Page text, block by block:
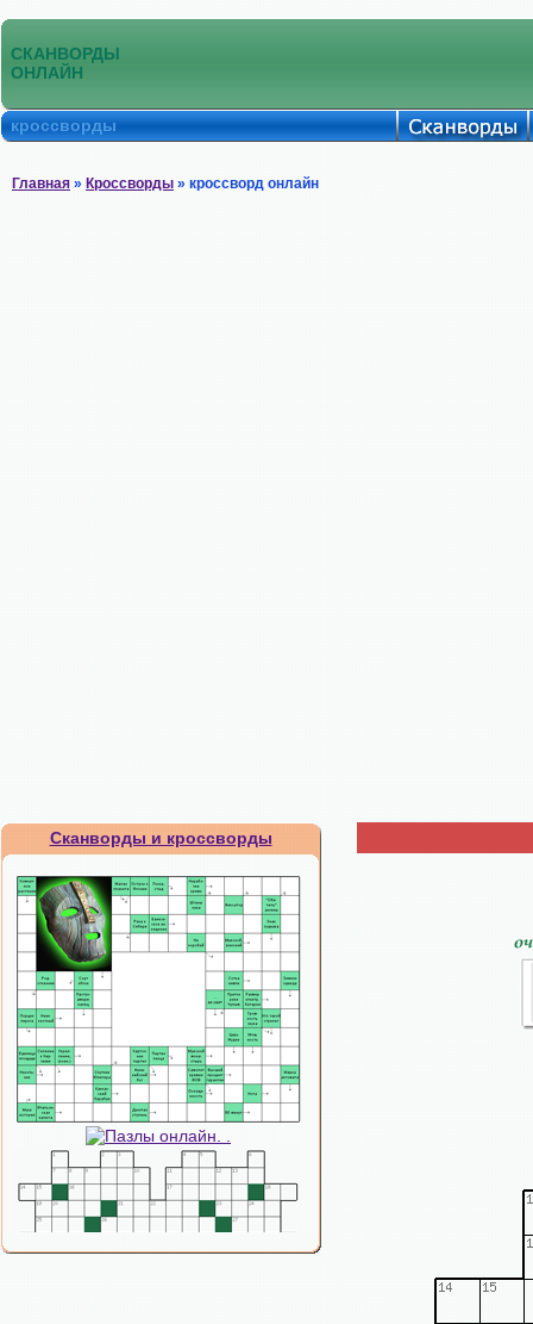
СКАНВОРДЫ
ОНЛАЙН
кроссворды
Главная » Кроссворды » кроссворд онлайн
Сканворды и кроссворды